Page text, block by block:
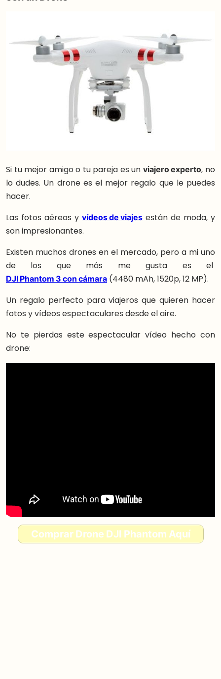
Si tu mejor amigo o tu pareja es un viajero experto, no
lo dudes. Un drone es el mejor regalo que le puedes
hacer.
Las fotos aéreas y vídeos de viajes están de moda, y
son impresionantes.
Existen muchos drones en el mercado, pero a mi uno
de los que más me gusta es el
DJI Phantom 3 con cámara (4480 mAh, 1520p, 12 MP).
Un regalo perfecto para viajeros que quieren hacer
fotos y vídeos espectaculares desde el aire.
No te pierdas este espectacular vídeo hecho con
drone:
Comprar Drone DJI PhantomAquí